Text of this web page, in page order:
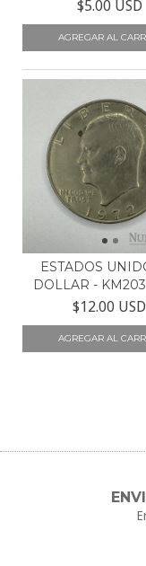
$5.00 USD
ESTADOS
DOLLAR -
$12.00 USD